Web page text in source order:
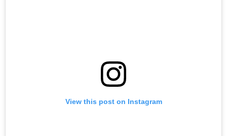
View this post on Instagram